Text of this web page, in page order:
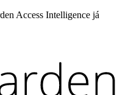
Access Intelligence já